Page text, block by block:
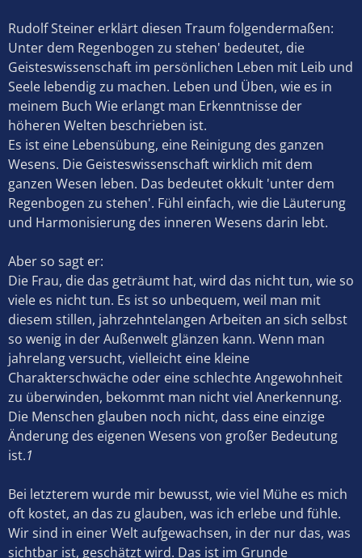
Rudolf Steiner erklärt diesen Traum folgendermaßen:
Unter dem Regenbogen zu stehen' bedeutet, die
Geisteswissenschaft im persönlichen Leben mit Leib und
Seele lebendig zu machen. Leben und Üben, wie es in
meinem Buch Wie erlangt man Erkenntnisse der
höheren Welten beschrieben ist.
Es ist eine Lebensübung, eine Reinigung des ganzen
Wesens. Die Geisteswissenschaft wirklich mit dem
ganzen Wesen leben. Das bedeutet okkult 'unter dem
Regenbogen zu stehen'. Fühl einfach, wie die Läuterung
und Harmonisierung des inneren Wesens darin lebt.
Aber so sagt er:
Die Frau, die das geträumt hat, wird das nicht tun, wie so
viele es nicht tun. Es ist so unbequem, weil man mit
diesem stillen, jahrzehntelangen Arbeiten an sich selbst
so wenig in der Außenwelt glänzen kann. Wenn man
jahrelang versucht, vielleicht eine kleine
Charakterschwäche oder eine schlechte Angewohnheit
zu überwinden, bekommt man nicht viel Anerkennung.
Die Menschen glauben noch nicht, dass eine einzige
Änderung des eigenen Wesens von großer Bedeutung
ist.1
Bei letzterem wurde mir bewusst, wie viel Mühe es mich
oft kostet, an das zu glauben, was ich erlebe und fühle.
Wir sind in einer Welt aufgewachsen, in der nur das, was
sichtbar ist, geschätzt wird. Das ist im Grunde